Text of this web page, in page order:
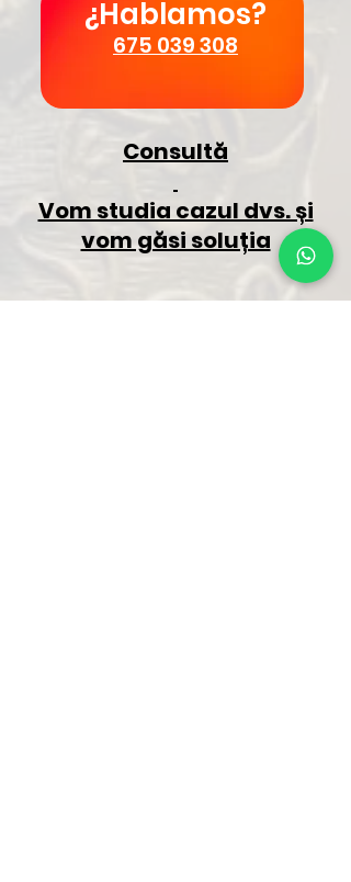
¿Hablamos?
675 039 308
Consultă
Vom studia cazul dvs. și
vom găsi soluția